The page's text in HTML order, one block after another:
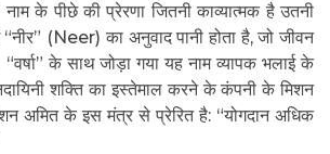
के पीछे की प्रेरणा जितनी काव्यात्मक है उतनी
(Neer) का अनुवाद पानी होता है, जो जीवन
के साथ जोड़ा गया यह नाम व्यापक भलाई के
शक्ति का इस्तेमाल करने के कंपनी के मिशन
अमित के इस मंत्र से प्रेरित है: “योगदान अधिक